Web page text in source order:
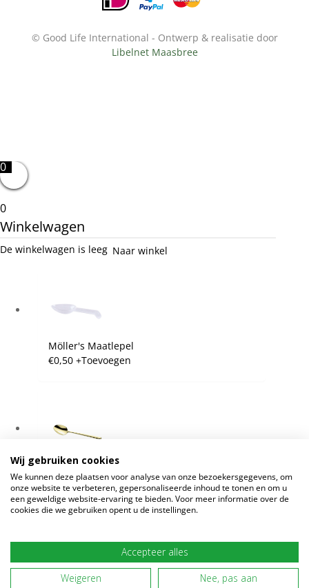
© Good Life International - Ontwerp & realisatie door
Libelnet Maasbree
0
0
Winkelwagen
De winkelwagen is leeg Naar winkel
Möller's Maatlepel
€0,50 +Toevoegen
Möller's Gouden Lepel
€7,25 +Toevoegen
Bereken verzendkosten
Wij gebruiken cookies
We kunnen deze plaatsen voor analyse van onze bezoekersgegevens, om
onze website te verbeteren, gepersonaliseerde inhoud te tonen en om u
een geweldige website-ervaring te bieden. Voor meer informatie over de
cookies die we gebruiken opent u de instellingen.
Accepteer alles
Weigeren
Nee, pas aan